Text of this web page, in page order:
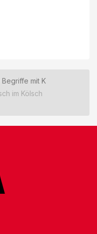
Begriffe mit K
im Kölsch